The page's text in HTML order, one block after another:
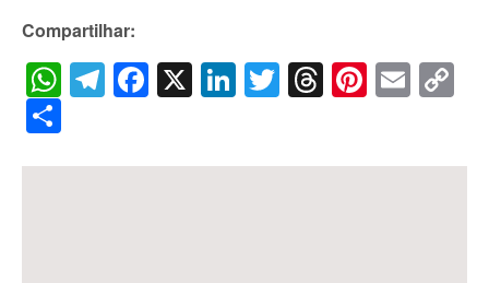
Compartilhar:
WhatsApp
Telegram
Facebook
X LinkedIn
Twitter
Threads